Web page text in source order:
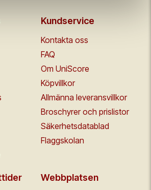
Kundservice
Kontakta oss
FAQ
Om UniScore
Köpvillkor
Allmänna leveransvillkor
Broschyrer och prislistor
Säkerhetsdatablad
Flaggskolan
Webbplatsen